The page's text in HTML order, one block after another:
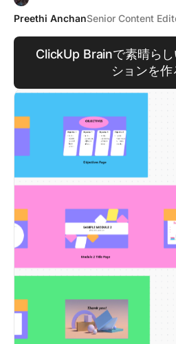
Preethi AnchanSenior Content
ClickUp Brainで素晴ら
ションを作